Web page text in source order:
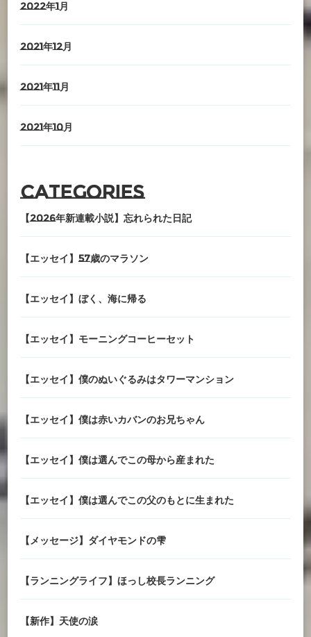
2022年1月
2021年12月
2021年11月
2021年10月
Categories
【2026年新連載小説】忘れられた日記
【エッセイ】57歳のマラソン
【エッセイ】ぼく、海に帰る
【エッセイ】モーニングコーヒーセット
【エッセイ】僕のぬいぐるみはタワーマンション
【エッセイ】僕は赤いカバンのお兄ちゃん
【エッセイ】僕は選んでこの母から産まれた
【エッセイ】僕は選んでこの父のもとに生まれた
【メッセージ】ダイヤモンドの雫
【ランニングライフ】ほっし校長ランニング
【新作】天使の涙